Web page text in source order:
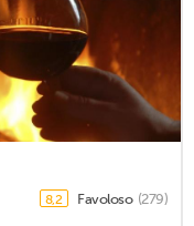
8,2 Favoloso (279)